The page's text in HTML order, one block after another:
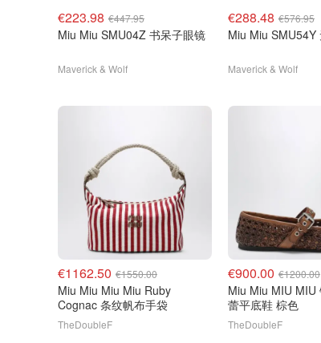
€223.98 €447.95
Miu Miu SMU04Z 书呆子眼镜
Maverick & Wolf
€288.48 €576.95
Miu Miu SMU54Y
Maverick & Wolf
€1162.50 €1550.00
Miu Miu Miu Miu Ruby
Cognac 条纹帆布手袋
TheDoubleF
€900.00 €1200.00
Miu Miu MIU MIU
蕾平底鞋 棕色
TheDoubleF